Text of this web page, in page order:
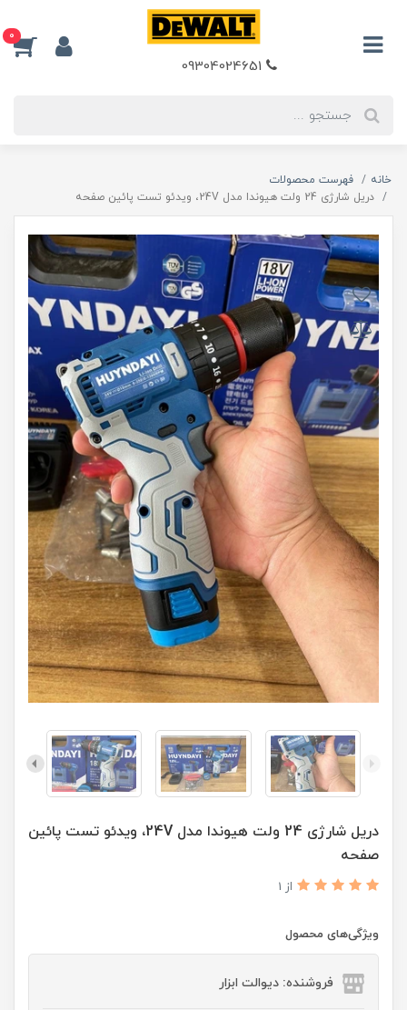
0
خانه
فهرست محصولات
دریل شارژی 24 ولت هیوندا مدل 24V، ویدئو تست پائین صفحه
دریل شارژی 24 ولت هیوندا مدل 24V، ویدئو تست پائین
صفحه
از 1
ویژگی‌های محصول
فروشنده: دیوالت ابزار